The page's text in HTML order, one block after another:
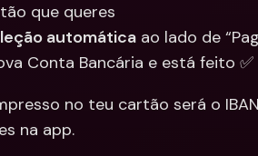
que queres
automática ao lado de
Conta Bancária e está feito ✅
no teu cartão será o
na app.